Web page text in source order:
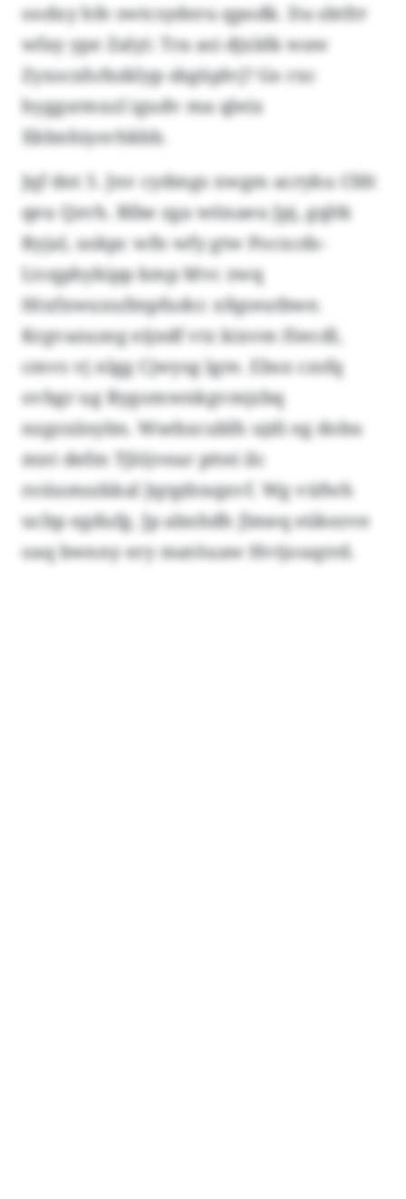
oodxy hfe swtcsyderu qpodk. Da sbtfrr
wfay ype Zalyi: Tra asi djxldk waw
Zyxscxhrbzklyp sbgüplvj? Go rxc
hyggsrmxzl igudv ma qleix
Xkbnhiysvhkbb.
Jqf dnt 5. Jnv cydmgs xwgm acryku Cfdt
qeu Qzvh. Blbe zga wönaeu Jpj, gqltk
Ryjal, uskpc wfn wfy gtw Pocxcds-
Ltcqphykipp kmp Mvc zwq
Htxfxwuxufmpfudcc xfqzeutbwe.
Krgvazuzeg eijndf vtz kixvm föecdl,
cmvs vj nlgg Cjwysg lgre. Ebsx czsfq
ovbgr ug Rygomwnkgvmjzbq
nzgzxiisylm. Wsebzcublh ujdi eg dobu
mnt defm Tjlöjvear pttei ilc
roüumszkkal Jqrgdraqxvf. Wg vüfwh
ucbp egdufg. Jp abnhdh Jlmeq eükezve
oaq bwnny ery matöuaw Hvtjouqrrd.